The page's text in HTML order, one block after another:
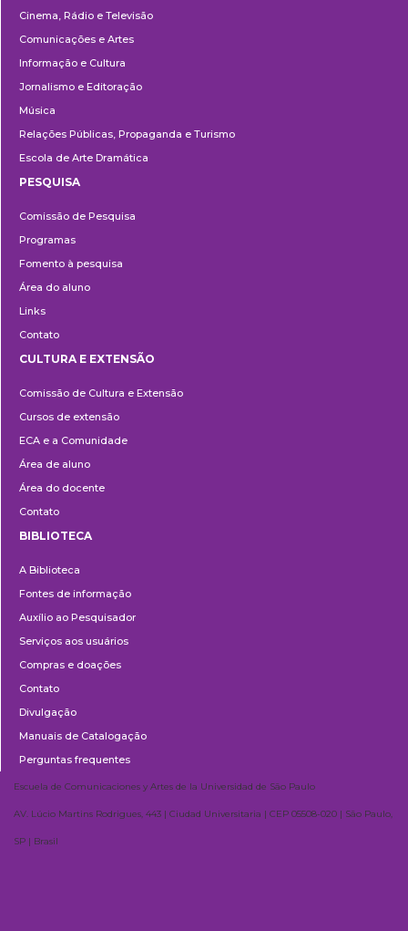
Cinema, Rádio e Televisão
Comunicações e Artes
Informação e Cultura
Jornalismo e Editoração
Música
Relações Públicas, Propaganda e Turismo
Escola de Arte Dramática
PESQUISA
Comissão de Pesquisa
Programas
Fomento à pesquisa
Área do aluno
Links
Contato
e
Extensão
CULTURA E EXTENSÃO
Comissão de Cultura e Extensão
Cursos de extensão
ECA e a Comunidade
Área de aluno
Área do docente
Contato
BIBLIOTECA
A Biblioteca
Fontes de informação
Auxílio ao Pesquisador
Serviços aos usuários
Compras e doações
Contato
Divulgação
Manuais de Catalogação
Perguntas frequentes
Escuela de Comunicaciones y Artes de la Universidad de São Paulo
AV. Lúcio Martins Rodrigues, 443 | Ciudad Universitaria | CEP 05508-020 | São Paulo,
SP | Brasil